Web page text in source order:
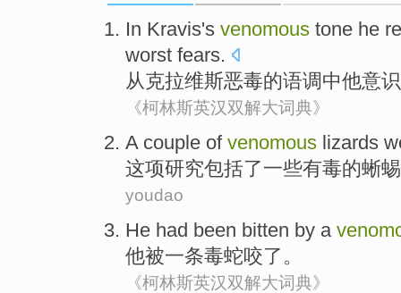
In Kravis's venomous tone he
worst fears.
从克拉维斯恶毒的语调中他意识
《柯林斯英汉双解大词典》
A couple of venomous lizards
这项研究包括了一些有毒的蜥蜴
youdao
He had been bitten by a
他被一条毒蛇咬了 。
《柯林斯英汉双解大词典》